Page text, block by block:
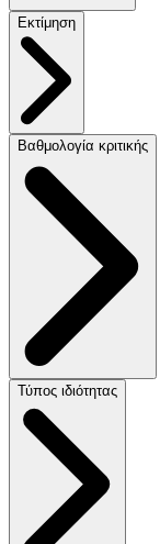
Εκτίμηση
Βαθμολογία κριτικής
Τύπος ιδιότητας